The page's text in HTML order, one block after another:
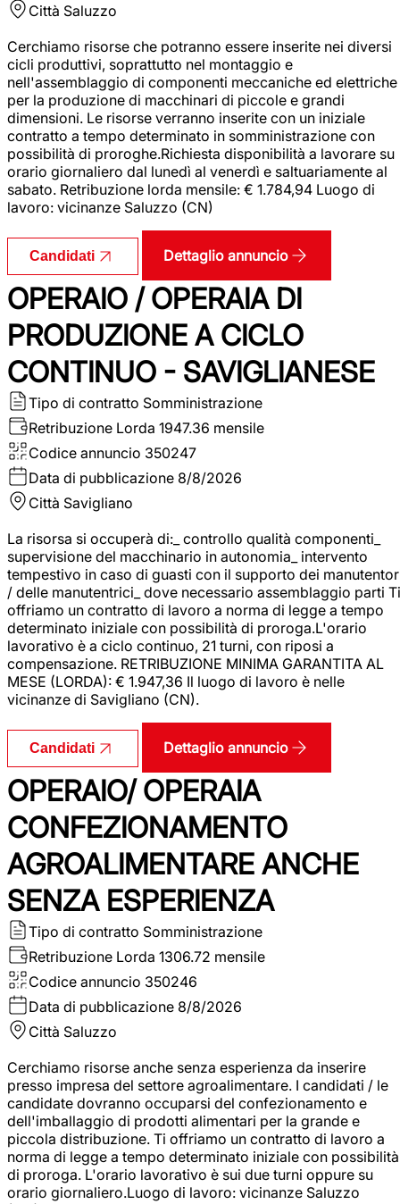
Città Saluzzo
Cerchiamo risorse che potranno essere inserite nei diversi
cicli produttivi, soprattutto nel montaggio e
nell'assemblaggio di componenti meccaniche ed elettriche
per la produzione di macchinari di piccole e grandi
dimensioni. Le risorse verranno inserite con un iniziale
contratto a tempo determinato in somministrazione con
possibilità di proroghe.Richiesta disponibilità a lavorare su
orario giornaliero dal lunedì al venerdì e saltuariamente al
sabato. Retribuzione lorda mensile: € 1.784,94 Luogo di
lavoro: vicinanze Saluzzo (CN)
Candidati Dettaglio annuncio
OPERAIO / OPERAIA DI
PRODUZIONE A CICLO
CONTINUO - SAVIGLIANESE
Tipo di contratto Somministrazione
Retribuzione Lorda 1947.36 mensile
Codice annuncio 350247
Data di pubblicazione 8/8/2026
Città Savigliano
La risorsa si occuperà di:_ controllo qualità componenti_
supervisione del macchinario in autonomia_ intervento
tempestivo in caso di guasti con il supporto dei
/ delle manutentrici_ dove necessario assemblaggio parti Ti
offriamo un contratto di lavoro a norma di legge a tempo
determinato iniziale con possibilità di proroga.L'orario
lavorativo è a ciclo continuo, 21 turni, con riposi a
compensazione. RETRIBUZIONE MINIMA GARANTITA AL
MESE (LORDA): € 1.947,36 Il luogo di lavoro è nelle
vicinanze di Savigliano (CN).
Candidati Dettaglio annuncio
OPERAIO/ OPERAIA
CONFEZIONAMENTO
AGROALIMENTARE ANCHE
SENZA ESPERIENZA
Tipo di contratto Somministrazione
Retribuzione Lorda 1306.72 mensile
Codice annuncio 350246
Data di pubblicazione 8/8/2026
Città Saluzzo
Cerchiamo risorse anche senza esperienza da inserire
presso impresa del settore agroalimentare. I candidati / le
candidate dovranno occuparsi del confezionamento e
dell'imballaggio di prodotti alimentari per la grande e
piccola distribuzione. Ti offriamo un contratto di lavoro a
norma di legge a tempo determinato iniziale con possibilità
di proroga. L'orario lavorativo è sui due turni oppure su
orario giornaliero.Luogo di lavoro: vicinanze Saluzzo